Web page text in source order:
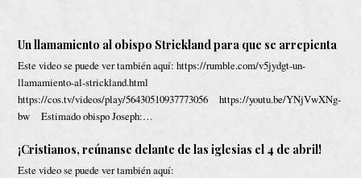
Un llamamiento al obispo Strickland para que se arrepienta
Este video se puede ver también aquí: https://rumble.com/v5jydgt-un-
llamamiento-al-strickland.html
https://cos.tv/videos/play/56430510937773056 https://youtu.be/YNjVwXNg-
bw Estimado obispo Joseph:…
¡Cristianos, reúnanse delante de las iglesias el 4 de abril!
Este video se puede ver también aquí: